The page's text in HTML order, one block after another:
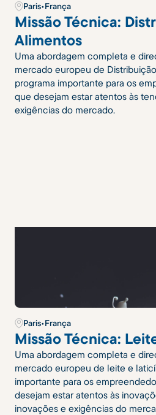
Paris•França
Missão Técnica:
Alimentos
Uma abordagem completa e
mercado europeu de
programa importante para os
que desejam estar atentos às
exigências do mercado.
Paris•França
Missão Técnica:
Uma abordagem completa e
mercado europeu de leite e
importante para os
desejam estar atentos às
inovações e exigências do